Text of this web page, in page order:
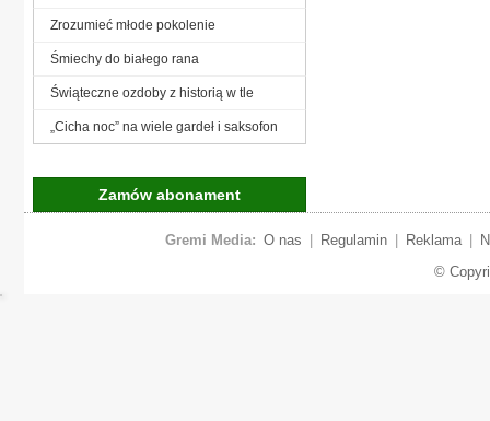
Zrozumieć młode pokolenie
Śmiechy do białego rana
Świąteczne ozdoby z historią w tle
„Cicha noc” na wiele gardeł i saksofon
Zamów abonament
Gremi Media: O nas Regulamin Reklama
©